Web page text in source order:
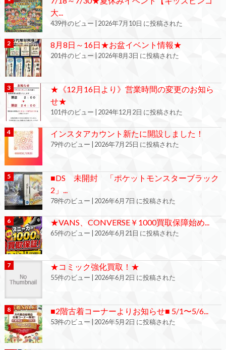
大...
439件のビュー 2026年7月10日 に投稿された
8月8日～16日★お盆イベント情報★
201件のビュー 2026年8月3日 に投稿された
★《12月16日より》営業時間の変更のお知ら
せ★
101件のビュー 2024年12月2日 に投稿された
インスタアカウント新たに開設しました！
79件のビュー 2026年7月25日 に投稿された
■DS 未開封 「ポケットモンスターブラック
2」...
78件のビュー 2026年6月7日 に投稿された
★VANS、CONVERSE￥1000買取保障始め...
65件のビュー 2026年6月21日 に投稿された
★コミック強化買取！★
55件のビュー 2026年6月2日 に投稿された
■2階古着コーナーよりお知らせ■ 5/1〜5/6...
53件のビュー 2026年5月2日 に投稿された